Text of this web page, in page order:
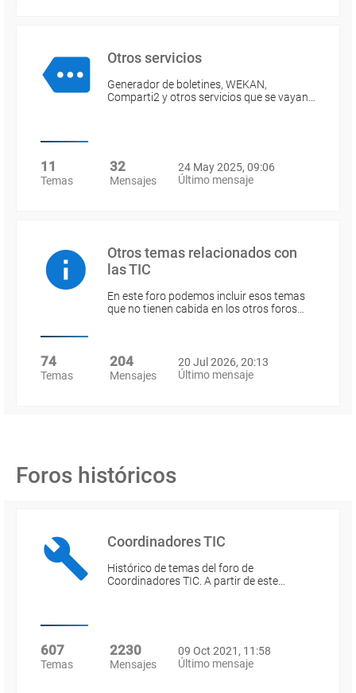
Otros servicios
Generador de boletines, WEKAN,
Comparti2 y otros servicios que se vayan…
11
Temas
32
Mensajes
24 May 2025, 09:06
Último mensaje
Otros temas relacionados con
las TIC
En este foro podemos incluir esos temas
que no tienen cabida en los otros foros…
74
Temas
204
Mensajes
20 Jul 2026, 20:13
Último mensaje
Foros históricos
Coordinadores TIC
Histórico de temas del foro de
Coordinadores TIC. A partir de este…
607
Temas
2230
Mensajes
09 Oct 2021, 11:58
Último mensaje